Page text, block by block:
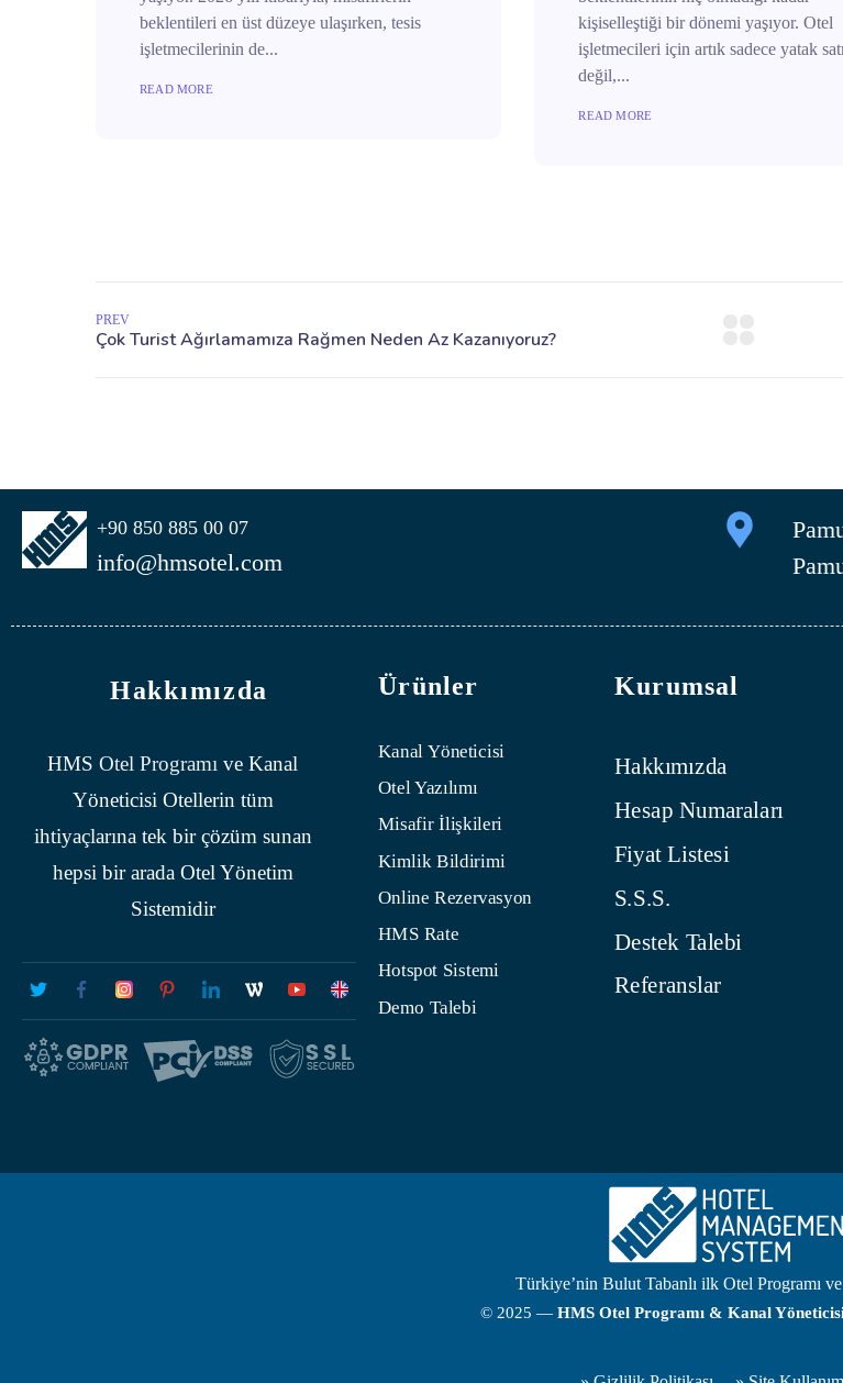
beklentileri en üst düzeye ulaşırken, tesis
işletmecilerinin de...
READ MORE
kişiselleştiği bir dönemi yaşıyor. Otel
işletmecileri için artık sadece yatak
değil,...
READ MORE
PREV
+90 850 885 00 07
info@hmsotel.com
Hakkımızda
HMSOtel Programı ve Kanal
Yöneticisi Otellerin tüm
ihtiyaçlarına tek bir çözüm sunan
hepsi bir arada Otel Yönetim
Sistemidir
Ürünler
Kanal Yöneticisi
Otel Yazılımı
Misafir İlişkileri
Kimlik Bildirimi
Online Rezervasyon
HMS Rate
Hotspot Sistemi
Demo Talebi
Kurumsal
Hakkımızda
Hesap Numaraları
Fiyat Listesi
S.S.S.
Destek Talebi
Referanslar
Türkiye’nin Bulut Tabanlı ilk Otel Programı
© 2025 — HMS Otel Programı & Kanal